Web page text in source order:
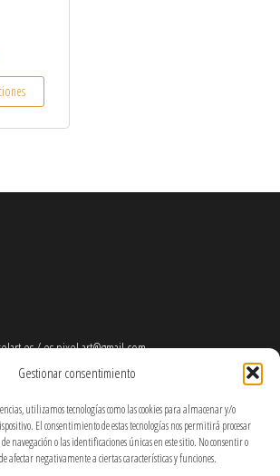
Gestionar consentimiento
utilizamos tecnologías como las cookies para almacenar y/o
El consentimiento de estas tecnologías nos permitirá procesar
navegación o las identificaciones únicas en este sitio. No consentir o
afectar negativamente a ciertas características y funciones.
Este producto tiene múltiples variantes. Las
/ es.pixel.art@gmail.com
55 72
Devoluciones